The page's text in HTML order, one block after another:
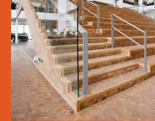
KUA3
LÆS MERE